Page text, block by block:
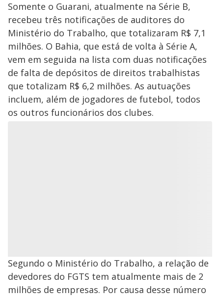
Somente o Guarani, atualmente na Série B,
recebeu três notificações de auditores do
Ministério do Trabalho, que totalizaram R$ 7,1
milhões. O Bahia, que está de volta à Série A,
vem em seguida na lista com duas notificações
de falta de depósitos de direitos trabalhistas
que totalizam R$ 6,2 milhões. As autuações
incluem, além de jogadores de futebol, todos
os outros funcionários dos clubes.
Segundo o Ministério do Trabalho, a relação de
devedores do FGTS tem atualmente mais de 2
milhões de empresas. Por causa desse número